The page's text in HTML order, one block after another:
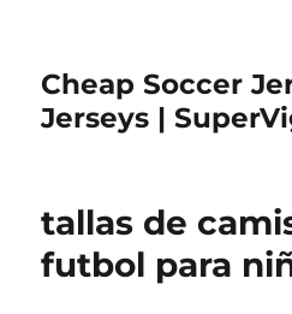
Cheap Soccer
Jerseys |
tallas de
futbol para